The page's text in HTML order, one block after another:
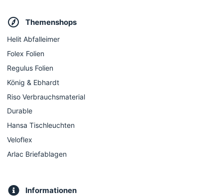
Themenshops
Helit Abfalleimer
Folex Folien
Regulus Folien
König & Ebhardt
Riso Verbrauchsmaterial
Durable
Hansa Tischleuchten
Veloflex
Arlac Briefablagen
Informationen